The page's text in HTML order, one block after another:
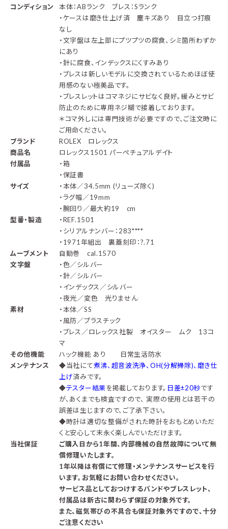
コンディション
本体：ABランク ブレス：Sランク
・ケースは磨き仕上げ済 塵キズあり 目立つ打痕
なし
・文字盤は左上部にプツプツの腐食、シミ箇所わずか
にあり
・針に腐食、インデックスにくすみあり
・ブレスは新しいモデルに交換されているためほぼ使
用感のない極美品です。
・ブレスレットはコマネジにサビなく良好。緩みとサビ
防止のために専用ネジ糊で接着しております。
＊コマ外しには専門技術が必要ですので、ご注文時に
ご用命ください。
ブランド
ROLEX ロレックス
商品名
ロレックス1501 パーペチュアルデイト
付属品
・箱
・保証書
サイズ
・本体／34.5mm (リューズ除く)
・ラグ幅／19mm
・腕回り／最大約19 cm
型番・製造
・REF.1501
・シリアルナンバー：283****
・1971年組出 裏蓋刻印：?.71
ムーブメント
自動巻 cal.1570
文字盤
・色／シルバー
・針／シルバー
・インデックス／シルバー
・夜光／変色 光りません
素材
・本体／SS
・風防／プラスチック
・ブレス／ロレックス社製 オイスター ムク 13コ
マ
その他機能
ハック機能 あり 日常生活防水
メンテナンス
◆当社にて煮沸、超音波洗浄、OH(分解掃除)、磨き仕
上げ済みです。
◆テスター結果を掲載しております。 日差±20秒です
が、あくまでも検査ですので、 実際の使用とは若干の
誤差は生じますので、ご了承下さい。
◆時計は適切な整備がされた時計をおもとめいただ
くと安心して末永く楽しんでいただけます。
当社保証
ご購入日から1年間、内部機械の自然故障について無
償修理いたします。
1年以降は有償にて修理・メンテナンスサービスを行
います。お気軽にお問い合わせください。
サービス品としておつけするバンドやブレスレット、
付属品は新古に関わらず保証の対象外です。
また、磁気帯びの不具合も保証対象外ですので、十分
ご注意ください